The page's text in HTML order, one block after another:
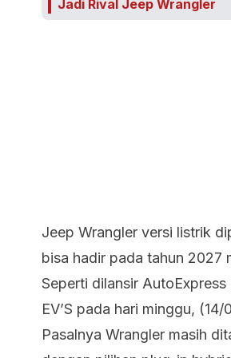
Jadi Rival Jeep Wrangler
Jeep Wrangler versi listrik
bisa hadir pada tahun 2027
Seperti dilansir AutoExpress
EV’S pada hari minggu, (14/
Pasalnya Wrangler masih